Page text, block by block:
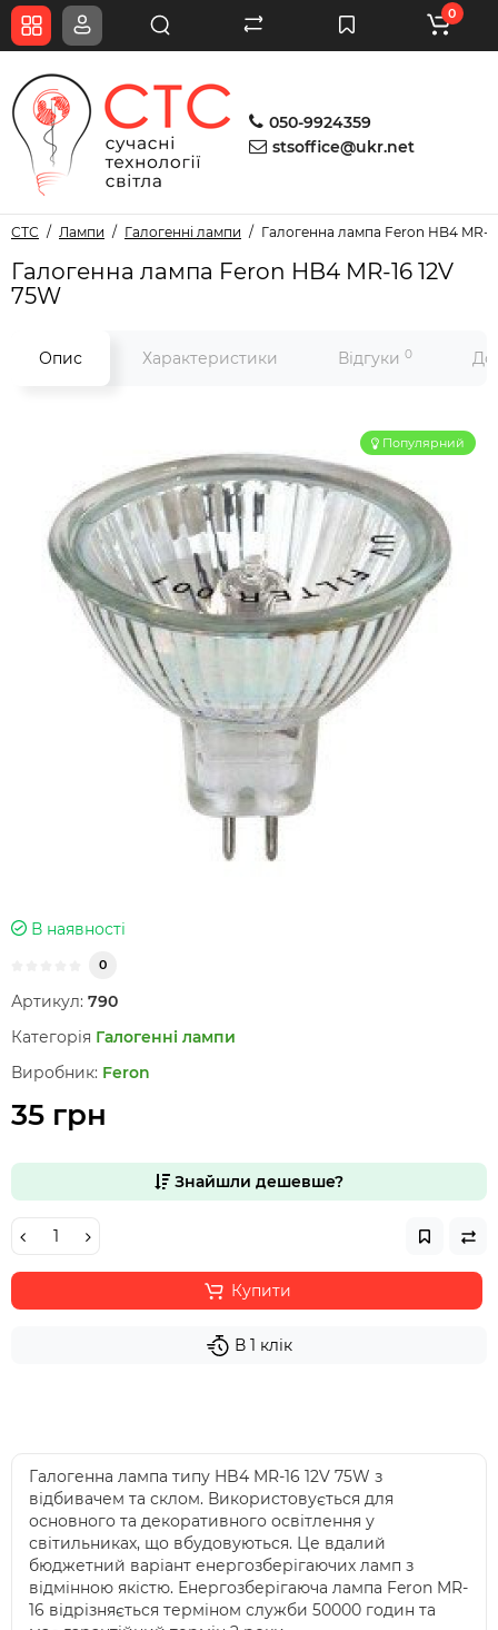
050-9924359
stsoffice@ukr.net
0
СТС Лампи Галогенні лампи Галогенна лампа Feron HB4 MR-
Галогенна лампа Feron HB4 MR-16 12V
75W
Опис Характеристики Відгуки 0
Популярний
В наявності
0
Артикул: 790
Категорія Галогенні лампи
Виробник: Feron
35 грн
Знайшли дешевше?
Купити
В 1 клік
Галогенна лампа типу HB4 MR-16 12V 75W з
відбивачем та склом. Використовується для
основного та декоративного освітлення у
світильниках, що вбудовуються. Це вдалий
бюджетний варіант енергозберігаючих ламп з
відмінною якістю. Енергозберігаюча лампа Feron MR-
16 відрізняється терміном служби 50000 годин та